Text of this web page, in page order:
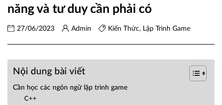
năng và tư duy cần phải có
27/06/2023 Admin Kiến Thức, Lập Trình Game
Nội dung bài viết
Cần học các ngôn ngữ lập trình game
C++